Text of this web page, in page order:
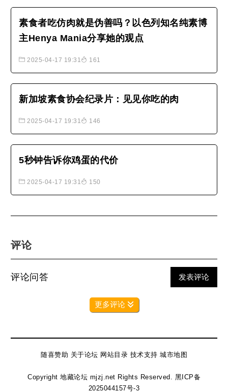
（Sir Paul McCartney）担任旁白，
洛维尼亚已卸任的第二任总统雅奈兹·
德尔诺夫舍克博士之笔。《吞噬..
素食者吃仿肉就是伪善吗？以色列知名纯素博
主Henya Mania分享她的观点
2025-04-17 19:31 161
新加坡素食协会纪录片：见见你吃的肉
2025-04-17 19:31 146
5秒钟告诉你鸡蛋的代价
2025-04-17 19:31 150
评论
评论问答 发表评论
更多评论
随喜赞助 关于论坛 网站目录 技术支持 城市地图
Copyright 地藏论坛 mjzj.net Rights Reserved. 黑ICP备
2025044157号-3